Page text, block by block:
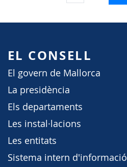
EL CONSELL
El govern de Mallorca
La presidència
Els departaments
Les instal·lacions
Les entitats
Sistema intern d'informació